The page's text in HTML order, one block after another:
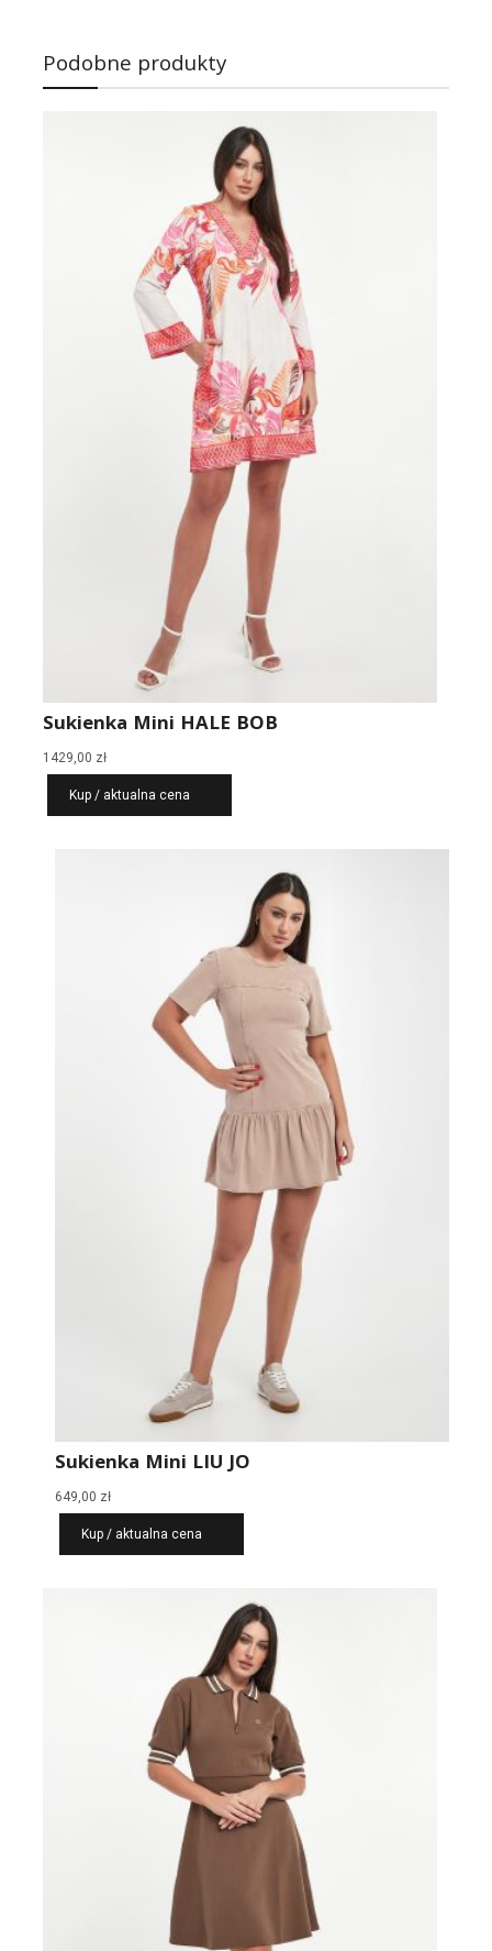
Podobne produkty
Sukienka Mini HALE BOB
1429,00 zł
Kup / aktualna cena
Sukienka Mini LIU JO
649,00 zł
Kup / aktualna cena